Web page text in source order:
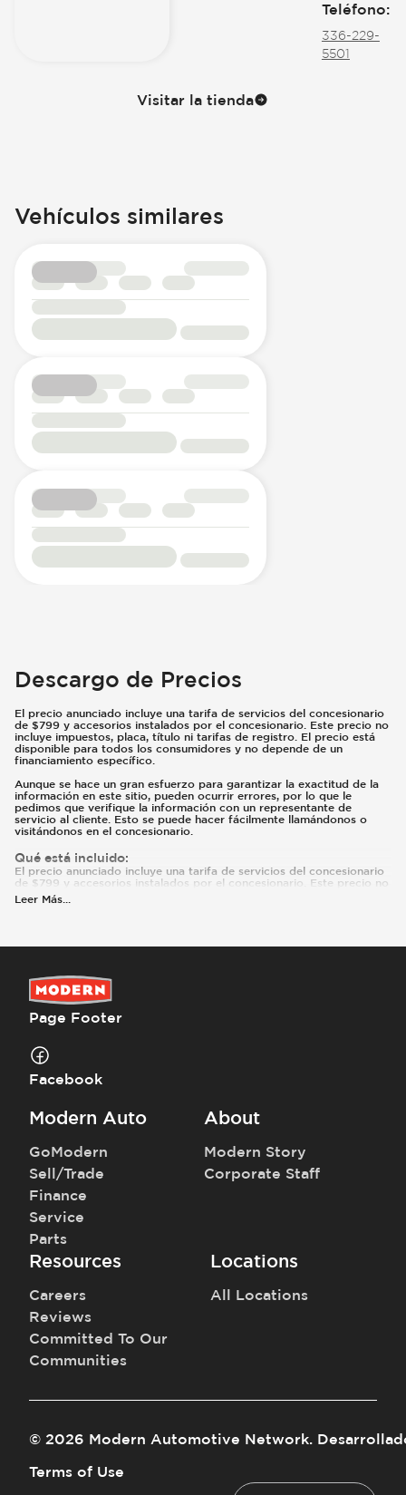
Teléfono:
336-229-
5501
Visitar la tienda
Vehículos similares
Descargo de Precios
El precio anunciado incluye una tarifa de servicios del concesionario
de $799 y accesorios instalados por el concesionario. Este precio no
incluye impuestos, placa, título ni tarifas de registro. El precio está
disponible para todos los consumidores y no depende de un
financiamiento específico.
Aunque se hace un gran esfuerzo para garantizar la exactitud de la
información en este sitio, pueden ocurrir errores, por lo que le
pedimos que verifique la información con un representante de
servicio al cliente. Esto se puede hacer fácilmente llamándonos o
visitándonos en el concesionario.
Qué está incluido:
El precio anunciado incluye una tarifa de servicios del concesionario
de $799 y accesorios instalados por el concesionario. Este precio no
incluye impuestos, placa, título ni tarifas de registro. El precio está
disponible para todos los consumidores y no depende de un tipo
El precio anunciado no incluye accesorios agregados por el
concesionario ni modificaciones.
Leer Más
Page Footer
Facebook
Modern Auto
GoModern
Sell/Trade
Finance
Service
Parts
About
Modern Story
Corporate Staff
Resources
Careers
Reviews
Committed To Our
Communities
Locations
All Locations
© 2026 Modern Automotive Network.
Terms of Use